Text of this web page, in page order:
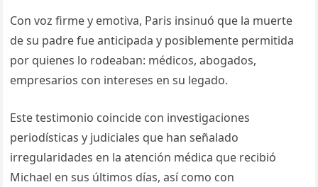
Con voz firme y emotiva, Paris insinuó que la muerte
de su padre fue anticipada y posiblemente permitida
por quienes lo rodeaban: médicos, abogados,
empresarios con intereses en su legado.
Este testimonio coincide con investigaciones
periodísticas y judiciales que han señalado
irregularidades en la atención médica que recibió
Michael en sus últimos días, así como con